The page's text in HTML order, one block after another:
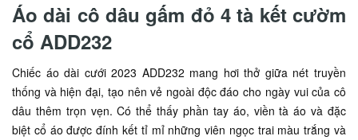
Áo dài cô dâu gấm đỏ 4 tà kết cườm
cổ ADD232
Chiếc áo dài cưới 2023 ADD232 mang hơi thở giữa nét truyền
thống và hiện đại, tạo nên vẻ ngoài độc đáo cho ngày vui của cô
dâu thêm trọn vẹn. Có thể thấy phần tay áo, viền tà áo và đặc
biệt cổ áo được đính kết tỉ mỉ những viên ngọc trai màu trắng và